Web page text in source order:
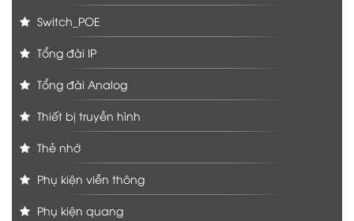
Switch_POE
Tổng đài IP
Tổng đài Analog
Thiết bị truyền hình
Thẻ nhớ
Phụ kiện viễn thông
Phụ kiện quang